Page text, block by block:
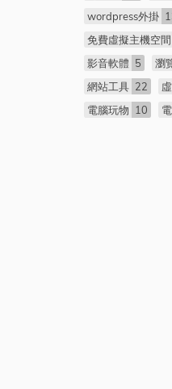
wordpress外掛
免費虛擬主機空間
影音軟體 5 瀏
網站工具 22
電腦玩物
10